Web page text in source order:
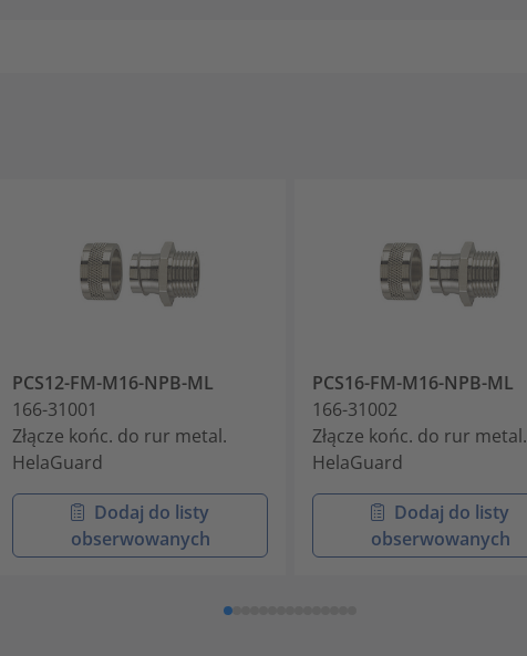
PCS12-FM-M16-NPB-ML
166-31001
Złącze końc. do rur metal.
HelaGuard
Dodaj do listy
obserwowanych
PCS16-FM-M16-NPB-ML
166-31002
Złącze końc. do rur metal.
HelaGuard
Dodaj do listy
obserwowanych